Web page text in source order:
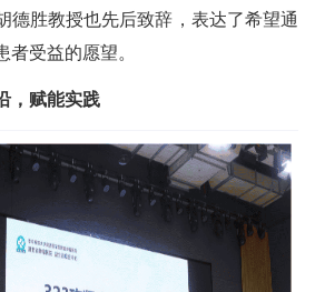
德胜教授也先后致辞，表达了希望通
受益的愿望。
，赋能实践